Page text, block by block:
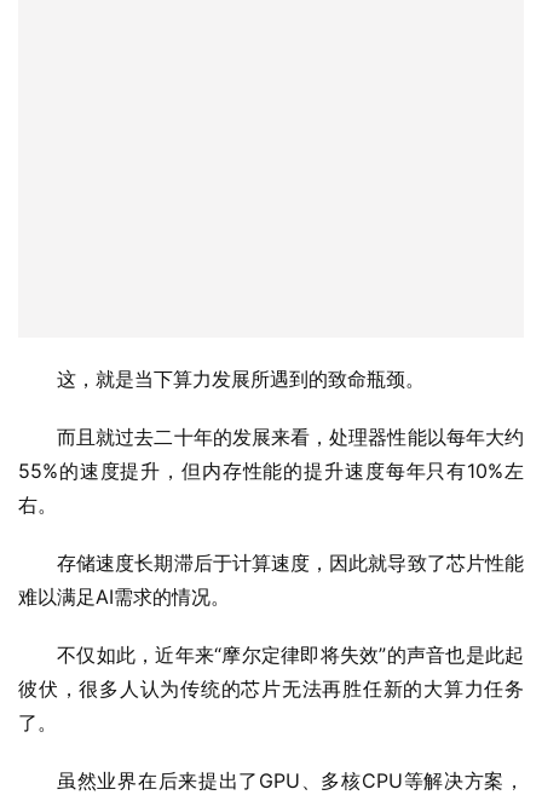
这，就是当下算力发展所遇到的致命瓶颈。
而且就过去二十年的发展来看，处理器性能以每年大约
55%的速度提升，但内存性能的提升速度每年只有10%左
右。
存储速度长期滞后于计算速度，因此就导致了芯片性能
难以满足AI需求的情况。
不仅如此，近年来“摩尔定律即将失效”的声音也是此起
彼伏，很多人认为传统的芯片无法再胜任新的大算力任务
了。
虽然业界在后来提出了GPU、多核CPU等解决方案，